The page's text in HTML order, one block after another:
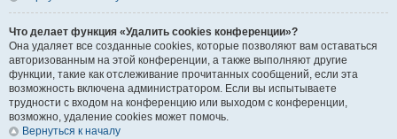
Что делает функция «Удалить cookies конференции»?
Она удаляет все созданные cookies, которые позволяют вам оставаться
авторизованным на этой конференции, а также выполняют другие
функции, такие как отслеживание прочитанных сообщений, если эта
возможность включена администратором. Если вы испытываете
трудности с входом на конференцию или выходом с конференции,
возможно, удаление cookies может помочь.
Вернуться к началу